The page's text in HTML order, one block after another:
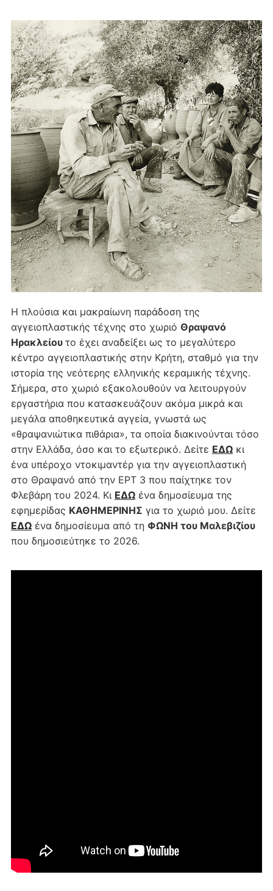
Η πλούσια και μακραίωνη παράδοση της
αγγειοπλαστικής τέχνης στο χωριό Θραψανό
Ηρακλείου το έχει αναδείξει ως το μεγαλύτερο
κέντρο αγγειοπλαστικής στην Κρήτη, σταθμό για την
ιστορία της νεότερης ελληνικής κεραμικής τέχνης.
Σήμερα, στο χωριό εξακολουθούν να λειτουργούν
εργαστήρια που κατασκευάζουν ακόμα μικρά και
μεγάλα αποθηκευτικά αγγεία, γνωστά ως
«θραψανιώτικα πιθάρια», τα οποία διακινούνται τόσο
στην Ελλάδα, όσο και το εξωτερικό. Δείτε ΕΔΩκι
ένα υπέροχο ντοκιμαντέρ για την αγγειοπλαστική
στο Θραψανό από την ΕΡΤ 3 που παίχτηκε τον
Φλεβάρη του 2024. Κι ΕΔΩένα δημοσίευμα της
εφημερίδας ΚΑΘΗΜΕΡΙΝΗΣ για το χωριό μου. Δείτε
ΕΔΩένα δημοσίευμα από τη ΦΩΝΗ του Μαλεβιζίου
που δημοσιεύτηκε το 2026.